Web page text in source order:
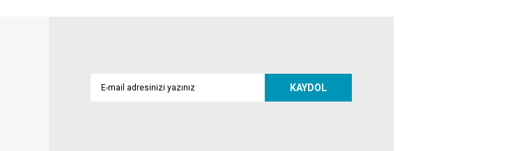
KAYDOL